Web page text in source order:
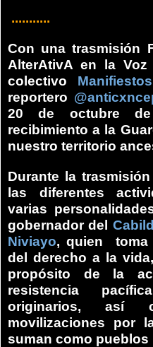
...........
Con una trasmisión
AlterAtivA en la Voz
colectivo
reportero
20 de octubre
recibimiento a la
nuestro territorio
Durante la
las diferentes
varias
gobernador del
Niviayo, quien toma
del derecho a la vida,
propósito de la
resistencia
originarios, así
movilizaciones por
suman como pueblos